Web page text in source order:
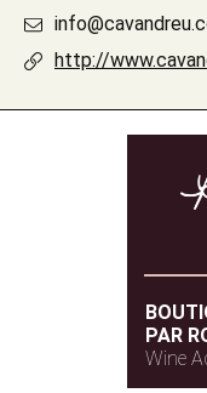
http://
PAR
Wine